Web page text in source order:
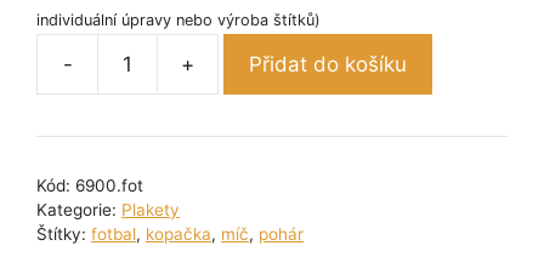
individuální úpravy nebo výroba štítků)
-
Plaketa
-
cm
+ Přidat do košíku
Kód: 6900.fot
Kategorie: Plakety
Štítky: fotbal, kopačka, míč, pohár